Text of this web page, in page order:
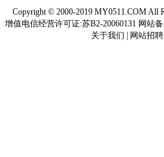
Copyright © 2000-2019 MY0511.COM All
增值电信经营许可证:苏B2-20060131 网站
关于我们
网站招聘